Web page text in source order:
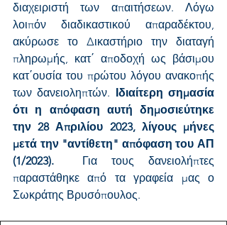
διαχειριστή των απαιτήσεων. Λόγω
λοιπόν διαδικαστικού απαραδέκτου,
ακύρωσε το Δικαστήριο την διαταγή
πληρωμής, κατ΄ αποδοχή ως βάσιμου
κατ΄ουσία του πρώτου λόγου ανακοπής
των δανειοληπτών. Ιδιαίτερη σημασία
ότι η απόφαση αυτή δημοσιεύτηκε
την 28 Απριλίου 2023, λίγους μήνες
μετά την "αντίθετη" απόφαση του ΑΠ
(1/2023).
Για τους δανειολήπτες
παραστάθηκε από τα γραφεία μας ο
Σωκράτης Βρυσόπουλος.